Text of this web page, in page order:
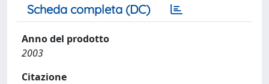
Scheda completa (DC)
Anno del prodotto
2003
Citazione